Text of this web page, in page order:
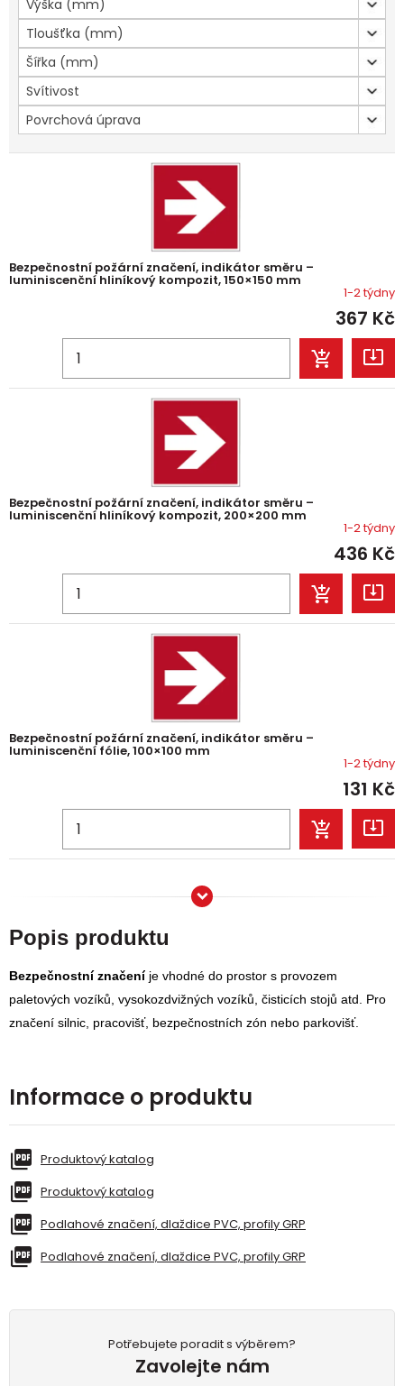
Výška (mm)
Tloušťka (mm)
Šířka (mm)
Svítivost
Povrchová úprava
Bezpečnostní požární značení, indikátor směru –
luminiscenční hliníkový kompozit, 150×150 mm
1-2 týdny
367 Kč
Bezpečnostní požární značení, indikátor směru –
luminiscenční hliníkový kompozit, 200×200 mm
1-2 týdny
436 Kč
Bezpečnostní požární značení, indikátor směru –
luminiscenční fólie, 100×100 mm
1-2 týdny
131 Kč
Popis produktu
Bezpečnostní značení je vhodné do prostor s provozem
paletových vozíků, vysokozdvižných vozíků, čisticích stojů atd. Pro
značení silnic, pracovišť, bezpečnostních zón nebo parkovišť.
Informace o produktu
Produktový katalog
Produktový katalog
Podlahové značení, dlaždice PVC, profily GRP
Podlahové značení, dlaždice PVC, profily GRP
Potřebujete poradit s výběrem?
Zavolejte nám